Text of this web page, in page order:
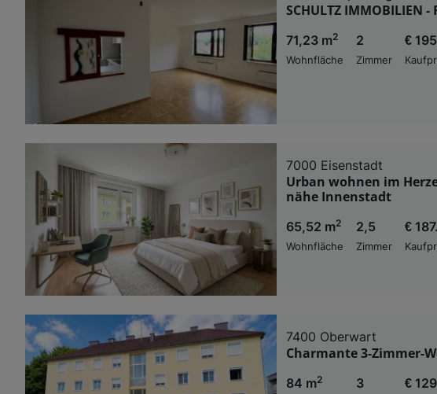
SCHULTZ IMMOBILIEN
71,23 m2
Wohnfläche
2
Zimmer
€
7000 Eisenstadt
Urban wohnen im
nähe Innenstadt
65,52 m2
Wohnfläche
2,5
Zimmer
€
7400 Oberwart
Charmante 3-Zimmer-
84 m2
3 €